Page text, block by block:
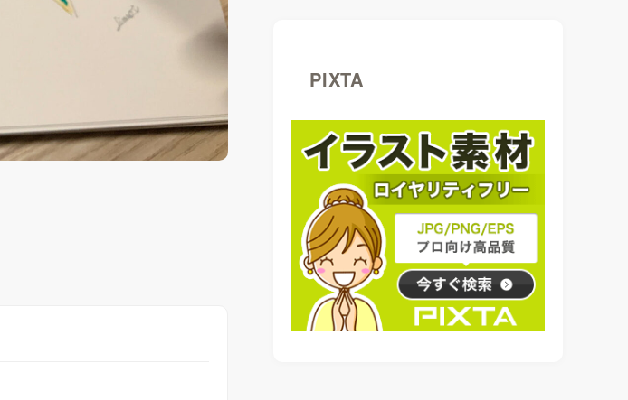
PIXTA